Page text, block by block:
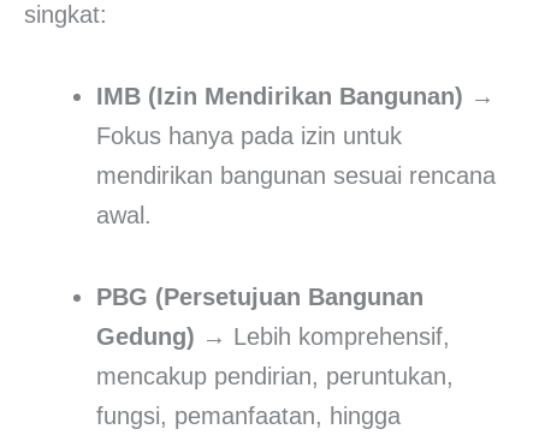
singkat:
IMB (Izin Mendirikan Bangunan) →
Fokus hanya pada izin untuk
mendirikan bangunan sesuai rencana
awal.
PBG (Persetujuan Bangunan
Gedung) → Lebih komprehensif,
mencakup pendirian, peruntukan,
fungsi, pemanfaatan, hingga